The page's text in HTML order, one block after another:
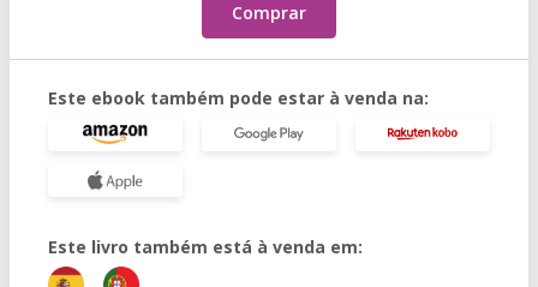
Comprar
Este ebook também pode estar à venda na:
Este livro também está à venda em: